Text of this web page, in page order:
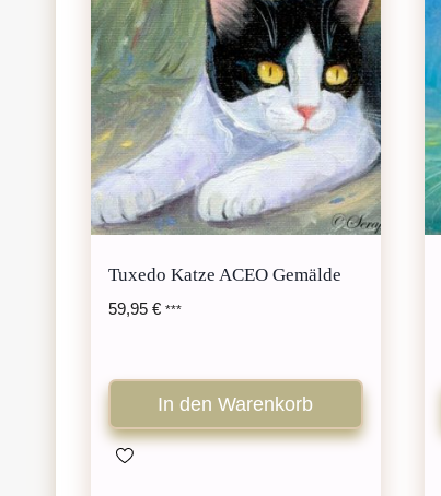
Tuxedo Katze ACEO Gemälde
59,95 € ***
In den Warenkorb